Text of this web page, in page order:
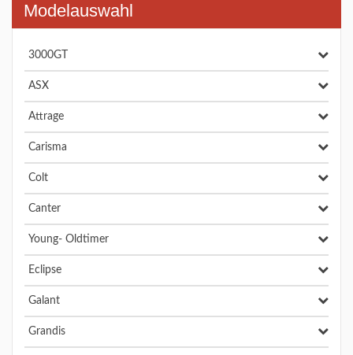
Modelauswahl
3000GT
ASX
Attrage
Carisma
Colt
Canter
Young- Oldtimer
Eclipse
Galant
Grandis